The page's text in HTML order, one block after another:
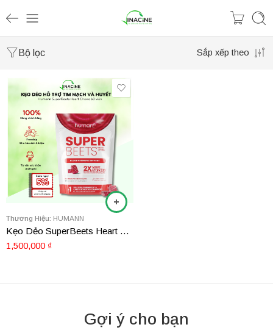
Bộ lọc Sắp xếp theo
Thương Hiệu: HUMANN
Kẹo Dẻo SuperBeets Heart Chews Hỗ Trợ Tim Mạch Và Huyết Áp 60 Viên
1,500,000 ₫
Gợi ý cho bạn